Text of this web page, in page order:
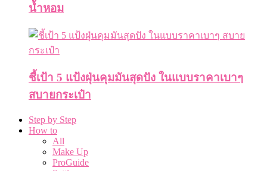
น้ำหอม
ชี้เป้า 5 แป้งฝุ่นคุมมันสุดปัง ในแบบราคาเบาๆ
สบายกระเป๋า
Step by Step
How to
All
Make Up
ProGuide